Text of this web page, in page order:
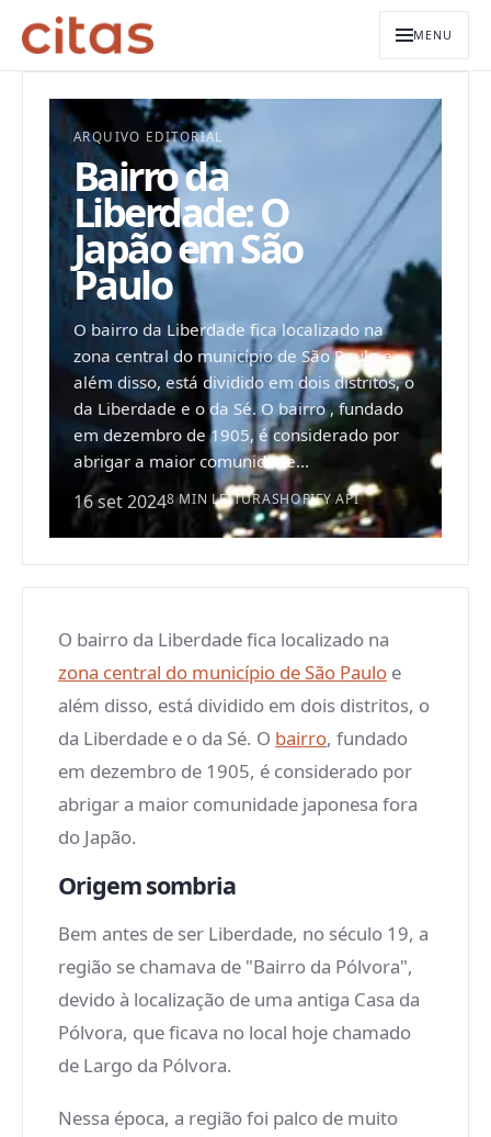
MENU
ARQUIVO EDITORIAL
Bairro da
Liberdade: O
Japão em São
Paulo
O bairro da Liberdade fica localizado na
zona central do município de São Paulo e
além disso, está dividido em dois distritos, o
da Liberdade e o da Sé. O bairro , fundado
em dezembro de 1905, é considerado por
abrigar a maior comunidade...
16 set 20248 MIN LEITURASHOPIFY API
O bairro da Liberdade fica localizado na
zona central do município de São Paulo e
além disso, está dividido em dois distritos, o
da Liberdade e o da Sé. O bairro, fundado
em dezembro de 1905, é considerado por
abrigar a maior comunidade japonesa fora
do Japão.
Origem sombria
Bem antes de ser Liberdade, no século 19, a
região se chamava de "Bairro da Pólvora",
devido à localização de uma antiga Casa da
Pólvora, que ficava no local hoje chamado
de Largo da Pólvora.
Nessa época, a região foi palco de muito